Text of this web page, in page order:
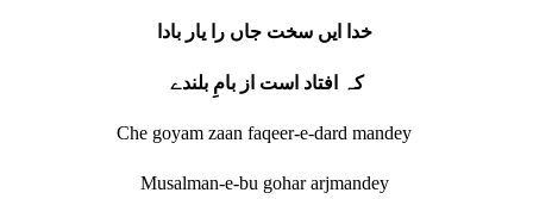
خدا ایں سخت جاں را یار بادا
کہ افتاد است از بامِ بلندے
Che goyam zaan faqeer-e-dard mandey
Musalman-e-bu gohar arjmandey